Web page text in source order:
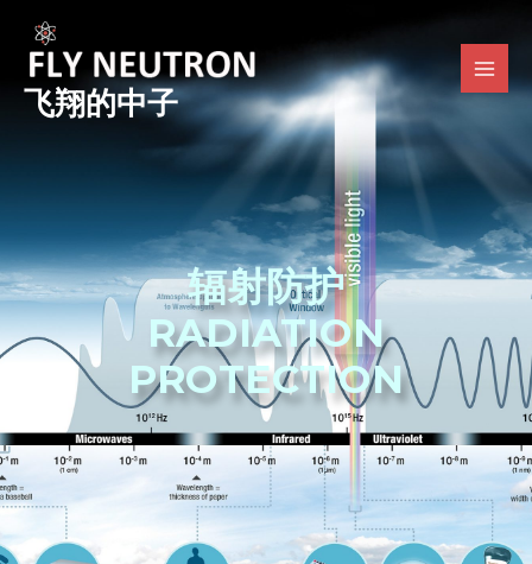
飞翔的中子
辐射防护
RADIATION
PROTECTION